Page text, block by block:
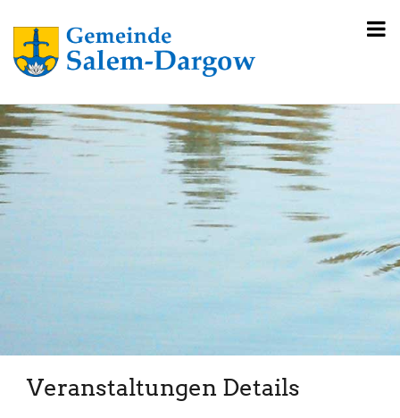
Veranstaltungen Details